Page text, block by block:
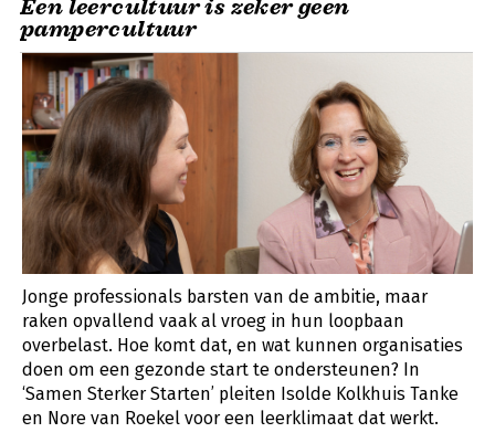
Een leercultuur is zeker geen
pampercultuur
Jonge professionals barsten van de ambitie, maar
raken opvallend vaak al vroeg in hun loopbaan
overbelast. Hoe komt dat, en wat kunnen organisaties
doen om een gezonde start te ondersteunen? In
‘Samen Sterker Starten’ pleiten Isolde Kolkhuis Tanke
en Nore van Roekel voor een leerklimaat dat werkt.